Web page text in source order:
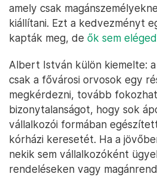
amely csak
kiállítani. Ezt a kedvezményt
kapták meg, de ők sem
Albert István külön kiemelte:
csak a fővárosi orvosok egy
megkérdezni, tovább
bizonytalanságot, hogy sok
vállalkozói formában
kórházi keresetét. Ha a
nekik sem vállalkozóként
rendeléseken vagy